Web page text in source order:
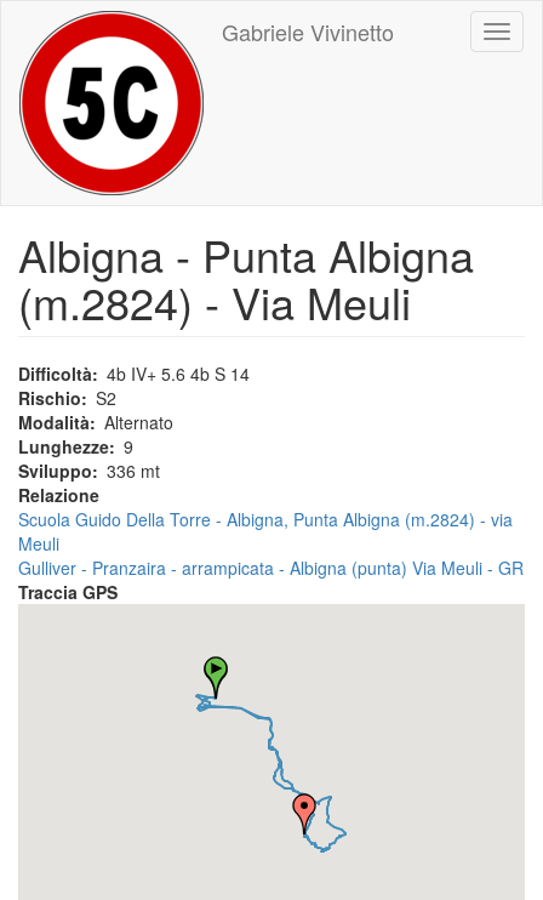
contenuto
principale
Gabriele Vivinetto
Albigna - Punta Albigna
(m.2824) - Via Meuli
Difficoltà 4b IV+ 5.6 4b S 14
Rischio
S2
Modalità Alternato
Lunghezze 9
Sviluppo
336 mt
Relazione
Scuola Guido Della Torre - Albigna, Punta Albigna (m.2824) - via
Meuli
Gulliver - Pranzaira - arrampicata - Albigna (punta) Via Meuli - GR
Traccia GPS